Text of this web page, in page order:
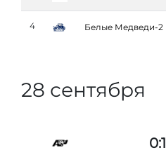
4 Белые Медведи-2
28 сентября
0:1